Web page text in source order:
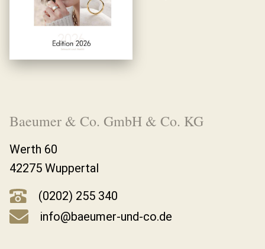
Baeumer & Co. GmbH & Co. KG
Werth 60
42275 Wuppertal
(0202) 255 340
info@baeumer-und-co.de